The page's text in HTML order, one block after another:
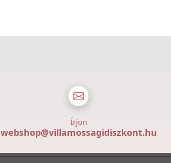
Írjon
webshop@villamossagidiszkont.hu